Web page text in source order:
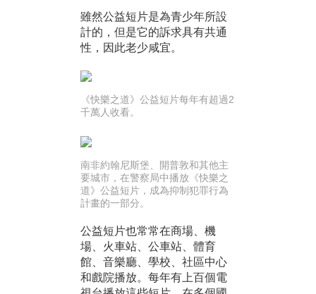
雖然公益短片是為青少年所設
計的，但是它的訴求具有共通
性，因此老少咸宜。
《快樂之道》公益短片每年有超過2
千萬人收看。
南非約翰尼斯堡、開普敦和其他主
要城市，在警察局中播放《快樂之
道》公益短片，成為抑制犯罪行為
計畫的一部分。
公益短片也常常在商場、機
場、火車站、公車站、體育
館、音樂廳、學校、社區中心
和戲院播放。每年有上百個電